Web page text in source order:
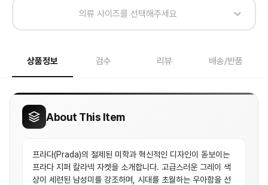
의류 사이즈를 선택해주세요
상품정보 검수 리뷰 배송/반품
About This Item
프라다(Prada)의 절제된 미학과 혁신적인 디자인이 돋보이는
프라다 지퍼 칼라넥 자켓을 소개합니다. 고급스러운 그레이 색
상이 세련된 남성미를 강조하며, 시대를 초월하는 우아함을 선